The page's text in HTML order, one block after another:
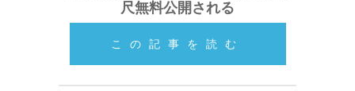
尺無料公開される
この記事を読む